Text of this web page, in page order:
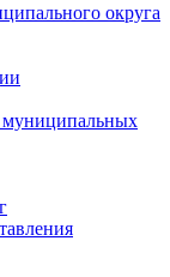
округа
муниципальных